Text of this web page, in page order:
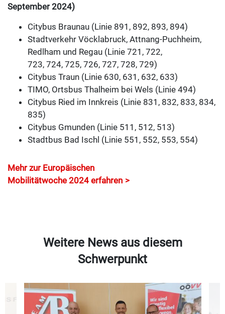
September 2024)
Citybus Braunau (Linie 891, 892, 893, 894)
Stadtverkehr Vöcklabruck, Attnang-Puchheim,
Redlham und Regau (Linie 721, 722,
723, 724, 725, 726, 727, 728, 729)
Citybus Traun (Linie 630, 631, 632, 633)
TIMO, Ortsbus Thalheim bei Wels (Linie 494)
Citybus Ried im Innkreis (Linie 831, 832, 833, 834,
835)
Citybus Gmunden (Linie 511, 512, 513)
Stadtbus Bad Ischl (Linie 551, 552, 553, 554)
Mehr zur Europäischen
Mobilitätwoche 2024 erfahren
Weitere News aus diesem
Schwerpunkt